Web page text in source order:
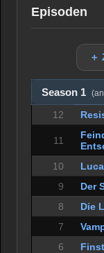
Episoden
＋
Season 1
12
11
10
9 Der
8 Die
7
6